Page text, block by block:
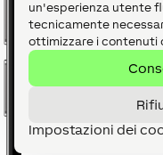
un'esperienza utente
tecnicamente
ottimizzare i contenuti
Impostazioni dei